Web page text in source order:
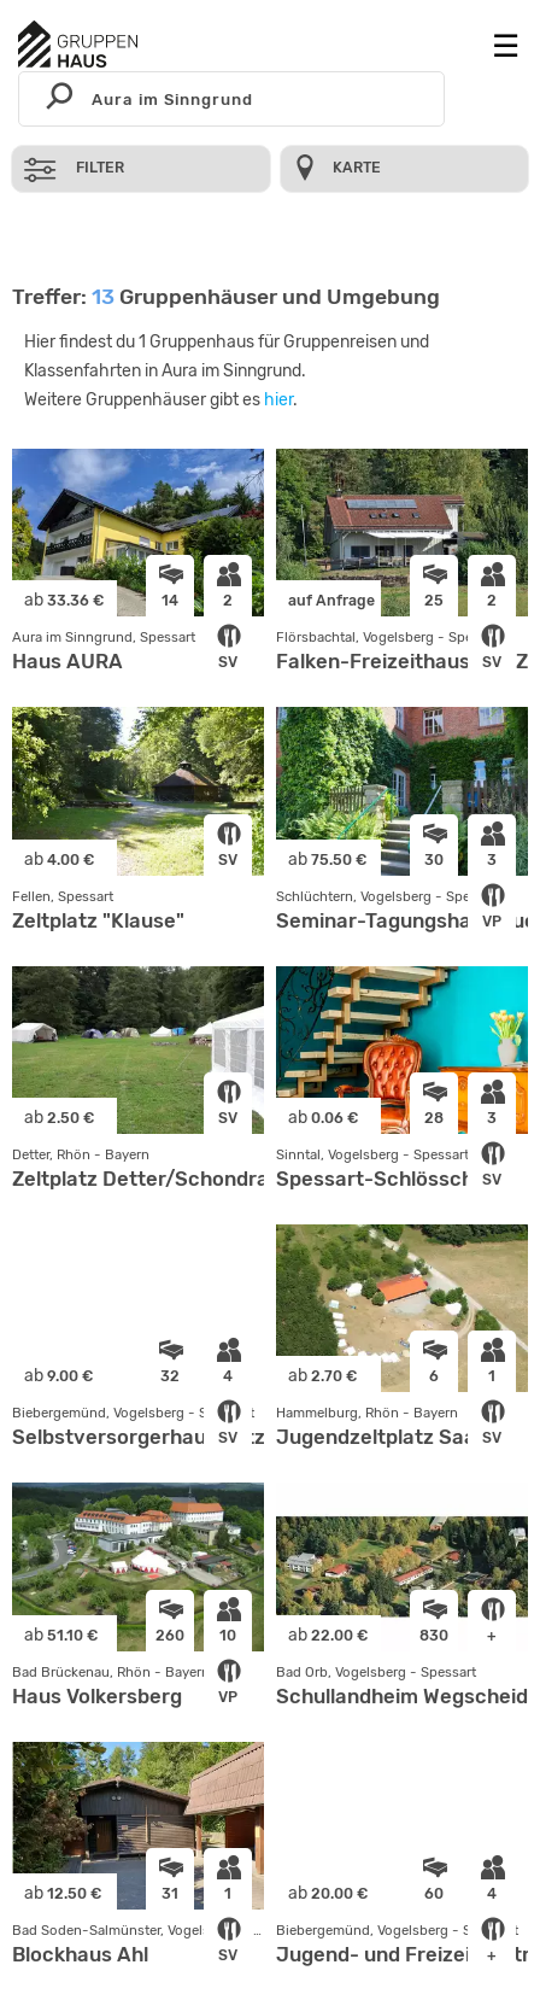
FILTER KARTE
Treffer: 13 Gruppenhäuser und Umgebung
Hier findest du 1 Gruppenhaus für Gruppenreisen und
Klassenfahrten in Aura im Sinngrund.
Weitere Gruppenhäuser gibt es hier.
ab 33.36 € 14 2
SV
Aura im Sinngrund, Spessart
Haus AURA
auf Anfrage 25 2
SV
Flörsbachtal, Vogelsberg - Spessart
Falken-Freizeithaus und
ab 4.00 € SV
Fellen, Spessart
Zeltplatz "Klause"
ab 75.50 € 30 3
VP
Schlüchtern, Vogelsberg - Spessart
Seminar-Tagungshaus
ab 2.50 € SV
Detter, Rhön - Bayern
Zeltplatz Detter/Schondratal
ab 0.06 € 28 3
SV
Sinntal, Vogelsberg - Spessart
Spessart-Schlösschen
ab 9.00 € 32 4
SV
Biebergemünd, Vogelsberg - Spessart
Selbstversorgerhaus Lützel
ab 2.70 € 6 1
SV
Hammelburg, Rhön - Bayern
Jugendzeltplatz Saaleck
ab 51.10 € 260 10
VP
Bad Brückenau, Rhön - Bayern
Haus Volkersberg
ab 22.00 € 830 +
Bad Orb, Vogelsberg - Spessart
Schullandheim Wegscheide
ab 12.50 € 31 1
SV
Bad Soden-Salmünster, Vogelsberg - Spessart
Blockhaus Ahl
ab 20.00 € 60 4
+
Biebergemünd, Vogelsberg - Spessart
Jugend- und